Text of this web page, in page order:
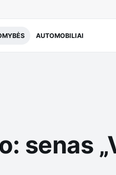
AUTOMOBILIAI
senas